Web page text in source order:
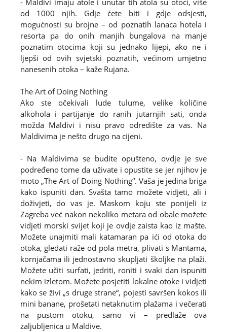
- Maldivi imaju atole i unutar tih atola su otoci, više
od 1000 njih. Gdje ćete biti i gdje odsjesti,
mogućnosti su brojne – od poznatih lanaca hotela i
resorta pa do onih manjih bungalova na manje
poznatim otocima koji su jednako lijepi, ako ne i
ljepši od ovih svjetski poznatih, većinom umjetno
nanesenih otoka – kaže Rujana.
The Art of Doing Nothing
Ako ste očekivali lude tulume, velike količine
alkohola i partijanje do ranih jutarnjih sati, onda
možda Maldivi i nisu pravo odredište za vas. Na
Maldivima je nešto drugo na cijeni.
- Na Maldivima se budite opušteno, ovdje je sve
podređeno tome da uživate i opustite se jer njihov je
moto „The Art of Doing Nothing“. Vaša je jedina briga
kako ispuniti dan. Svašta tamo možete vidjeti, ali i
doživjeti, do vas je. Maskom koju ste ponijeli iz
Zagreba već nakon nekoliko metara od obale možete
vidjeti morski svijet koji je ovdje zaista kao iz mašte.
Možete unajmiti mali katamaran pa ići od otoka do
otoka, gledati raže od pola metra, plivati s Mantama,
kornjačama ili jednostavno skupljati školjke na plaži.
Možete učiti surfati, jedriti, roniti i svaki dan ispuniti
nekim izletom. Možete posjetiti lokalne otoke i vidjeti
kako se živi „s druge strane“, pojesti savršen kokos ili
mini banane, prošetati netaknutim plažama i večerati
na pustom otoku, samo vi – predlaže ova
zaljubljenica u Maldive.